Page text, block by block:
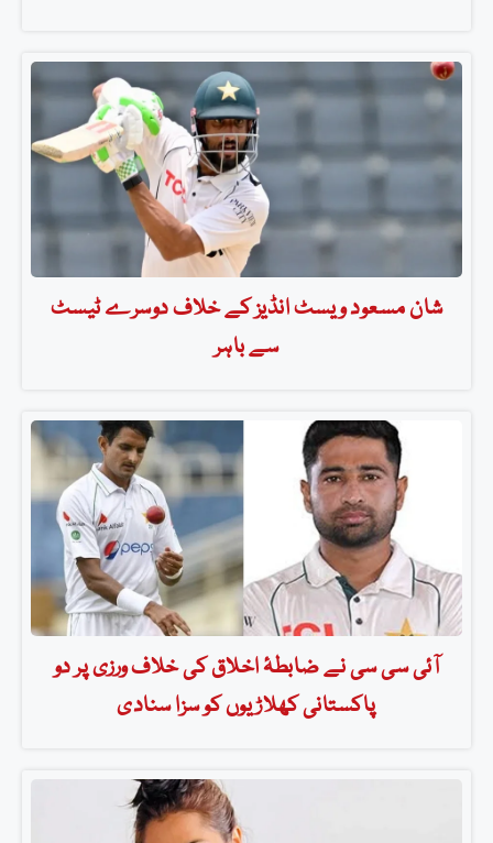
شان مسعود ویسٹ انڈیز کے خلاف دوسرے ٹیسٹ
سے باہر
آئی سی سی نے ضابطۂ اخلاق کی خلاف ورزی پر دو
پاکستانی کھلاڑیوں کو سزا سنادی